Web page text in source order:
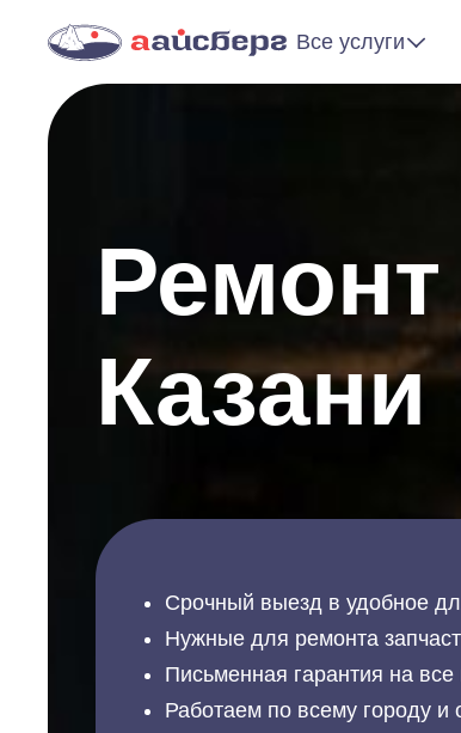
Все услуги
Ремонт
Казани
Срочный выезд в удобное
Нужные для ремонта
Письменная гарантия на
Работаем по всему городу и